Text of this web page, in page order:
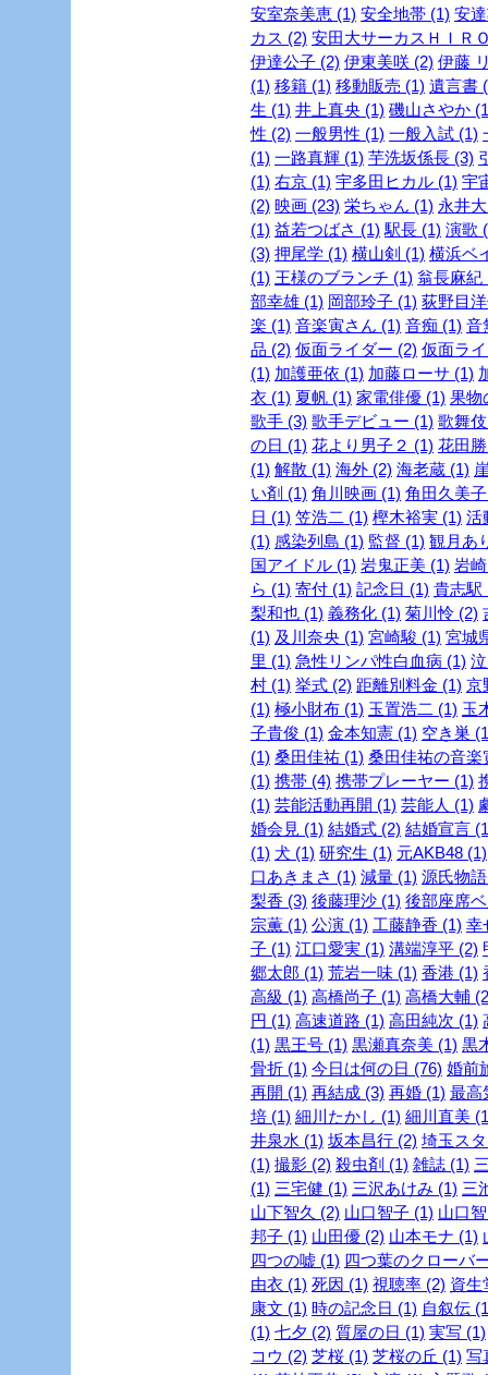
安室奈美恵 (1) 安全地帯 (1) 安
カス (2) 安田大サーカスＨＩＲ
伊達公子 (2) 伊東美咲 (2) 伊藤
(1) 移籍 (1) 移動販売 (1) 遺言書
生 (1) 井上真央 (1) 磯山さやか
性 (2) 一般男性 (1) 一般入試 (1)
(1) 一路真輝 (1) 芋洗坂係長 (3)
(1) 右京 (1) 宇多田ヒカル (1) 宇
(2) 映画 (23) 栄ちゃん (1) 永井
(1) 益若つばさ (1) 駅長 (1) 演歌
(3) 押尾学 (1) 横山剣 (1) 横浜ベ
(1) 王様のブランチ (1) 翁長麻紀
部幸雄 (1) 岡部玲子 (1) 荻野目
楽 (1) 音楽寅さん (1) 音痴 (1) 音
品 (2) 仮面ライダー (2) 仮面ラ
(1) 加護亜依 (1) 加藤ローサ (1)
衣 (1) 夏帆 (1) 家電俳優 (1) 果物
歌手 (3) 歌手デビュー (1) 歌舞
の日 (1) 花より男子２ (1) 花田
(1) 解散 (1) 海外 (2) 海老蔵 (1)
い剤 (1) 角川映画 (1) 角田久美
日 (1) 笠浩二 (1) 樫木裕実 (1) 活
(1) 感染列島 (1) 監督 (1) 観月あ
国アイドル (1) 岩鬼正美 (1) 岩
ら (1) 寄付 (1) 記念日 (1) 貴志駅
梨和也 (1) 義務化 (1) 菊川怜 (2)
(1) 及川奈央 (1) 宮崎駿 (1) 宮城
里 (1) 急性リンパ性白血病 (1)
村 (1) 挙式 (2) 距離別料金 (1) 京
(1) 極小財布 (1) 玉置浩二 (1) 玉
子貴俊 (1) 金本知憲 (1) 空き巣
(1) 桑田佳祐 (1) 桑田佳祐の音楽
(1) 携帯 (4) 携帯プレーヤー (1)
(1) 芸能活動再開 (1) 芸能人 (1)
婚会見 (1) 結婚式 (2) 結婚宣言
(1) 犬 (1) 研究生 (1) 元AKB48 (1)
口あきまさ (1) 減量 (1) 源氏物
梨香 (3) 後藤理沙 (1) 後部座席
宗薫 (1) 公演 (1) 工藤静香 (1) 幸
子 (1) 江口愛実 (1) 溝端淳平 (2)
郷太郎 (1) 荒岩一味 (1) 香港 (1)
高級 (1) 高橋尚子 (1) 高橋大輔
円 (1) 高速道路 (1) 高田純次 (1)
(1) 黒王号 (1) 黒瀬真奈美 (1) 黒
骨折 (1) 今日は何の日 (76) 婚前
再開 (1) 再結成 (3) 再婚 (1) 最高
培 (1) 細川たかし (1) 細川直美
井泉水 (1) 坂本昌行 (2) 埼玉ス
(1) 撮影 (2) 殺虫剤 (1) 雑誌 (1)
(1) 三宅健 (1) 三沢あけみ (1) 三
山下智久 (2) 山口智子 (1) 山口
邦子 (1) 山田優 (2) 山本モナ (1)
四つの嘘 (1) 四つ葉のクローバ
由衣 (1) 死因 (1) 視聴率 (2) 資生
康文 (1) 時の記念日 (1) 自叙伝
(1) 七夕 (2) 質屋の日 (1) 実写 (1)
コウ (2) 芝桜 (1) 芝桜の丘 (1) 写